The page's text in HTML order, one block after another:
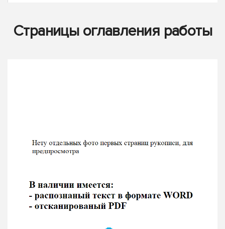
Страницы оглавления работы